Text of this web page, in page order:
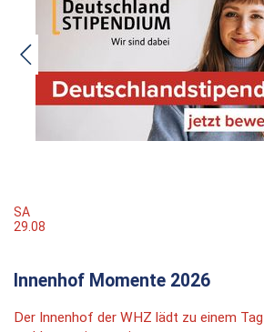
SA
29.08
Innenhof Momente 2026
Der Innenhof der WHZ lädt zu einem